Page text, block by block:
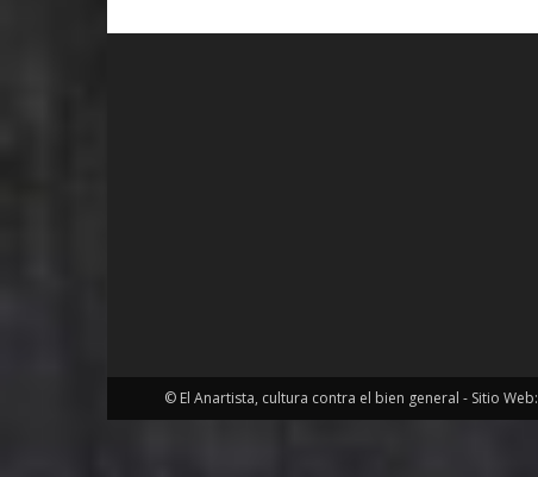
© El Anartista, cultura contra el bien general - Sitio Web: